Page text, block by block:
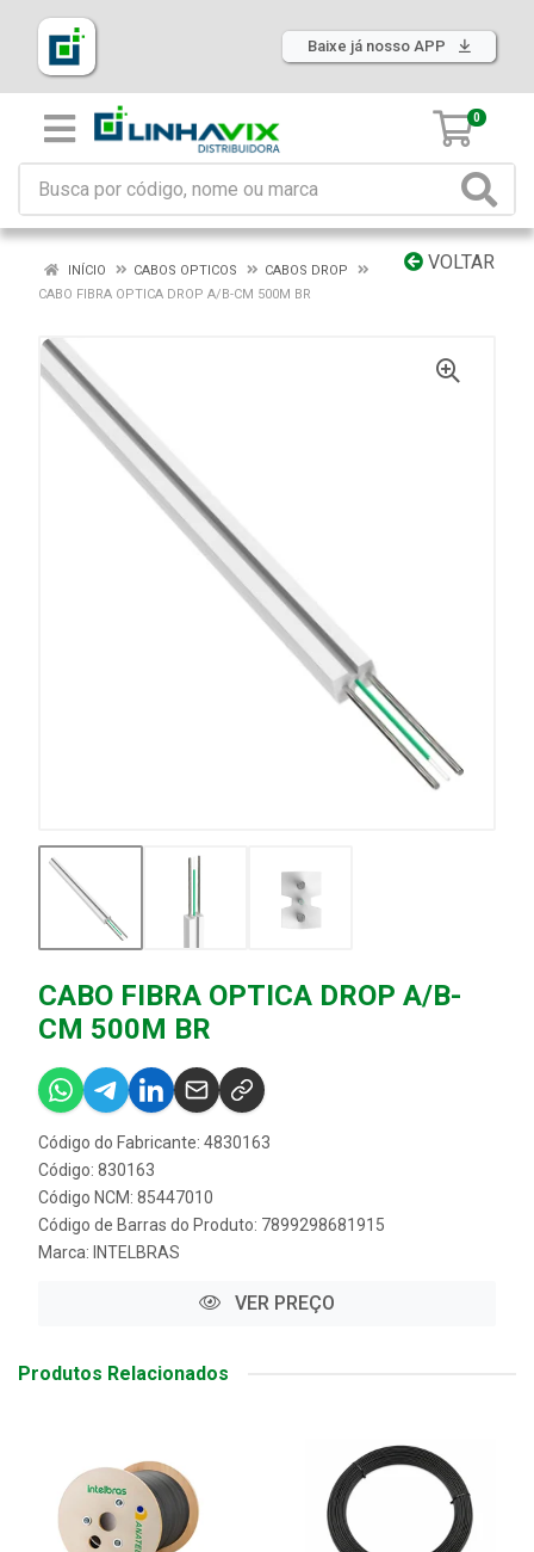
Baixe já nosso APP
0
VOLTAR
INÍCIO CABOS OPTICOS
CABOS DROP
CABO FIBRA OPTICA DROP A/B-CM 500M BR
CABO FIBRA OPTICA DROP A/B-
CM 500M BR
Código do Fabricante: 4830163
Código: 830163
Código NCM: 85447010
Código de Barras do Produto: 7899298681915
Marca: INTELBRAS
VER PREÇO
Produtos Relacionados